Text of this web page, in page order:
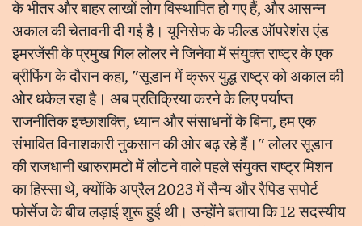
के भीतर और बाहर लाखों लोग विस्थापित हो गए हैं, और आसन्न
अकाल की चेतावनी दी गई है। यूनिसेफ के फील्ड ऑपरेशंस एंड
इमरजेंसी के प्रमुख गिल लोलर ने जिनेवा में संयुक्त राष्ट्र के एक
ब्रीफिंग के दौरान कहा, "सूडान में क्रूर युद्ध राष्ट्र को अकाल की
ओर धकेल रहा है। अब प्रतिक्रिया करने के लिए पर्याप्त
राजनीतिक इच्छाशक्ति, ध्यान और संसाधनों के बिना, हम एक
संभावित विनाशकारी नुकसान की ओर बढ़ रहे हैं।" लोलर सूडान
की राजधानी खारुरामटो में लौटने वाले पहले संयुक्त राष्ट्र मिशन
का हिस्सा थे, क्योंकि अप्रैल 2023 में सैन्य और रैपिड सपोर्ट
फोर्सेज के बीच लड़ाई शुरू हुई थी। उन्होंने बताया कि 12 सदस्यीय